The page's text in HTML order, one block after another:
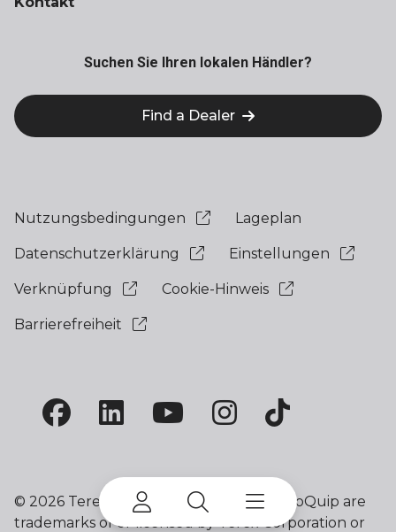
Suchen Sie Ihren lokalen Händler?
Find a Dealer
Nutzungsbedingungen Lageplan
Datenschutzerklärung Einstellungen
Verknüpfung Cookie-Hinweis
Barrierefreiheit
© 2026 Terex Corporation. Terex and EvoQuip are
trademarks of or licensed by Terex Corporation or